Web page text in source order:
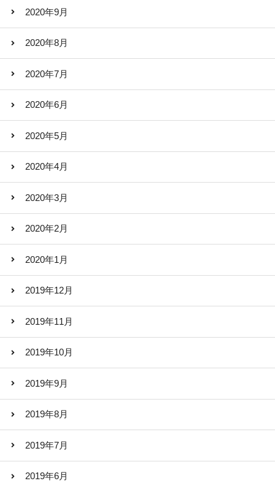
2020年9月
2020年8月
2020年7月
2020年6月
2020年5月
2020年4月
2020年3月
2020年2月
2020年1月
2019年12月
2019年11月
2019年10月
2019年9月
2019年8月
2019年7月
2019年6月